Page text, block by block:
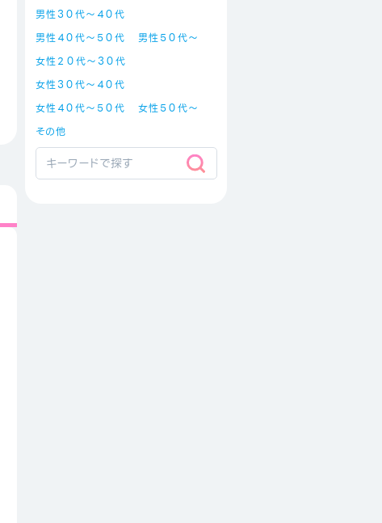
男性３０代～４０代
男性４０代～５０代
男性５０代～
女性２０代～３０代
女性３０代～４０代
女性４０代～５０代
女性５０代～
その他